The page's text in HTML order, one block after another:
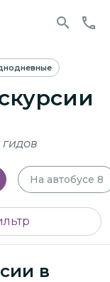
На автобусе 8
в